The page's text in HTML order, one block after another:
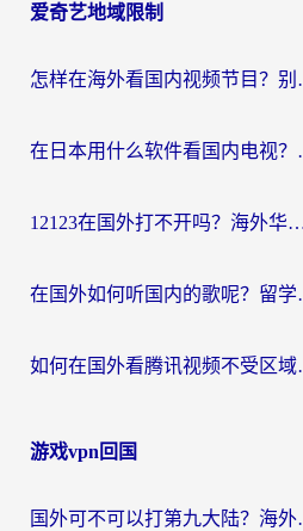
爱奇艺地域限制
怎样在海外
在日本用
12123在国外打不开吗？海外华人亲测有
在国外如何
如何在国外看
游戏vpn回国
国外可不可以打